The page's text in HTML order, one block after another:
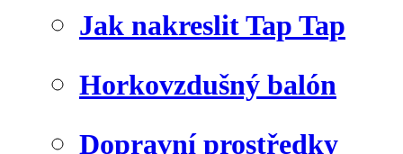
Jak nakreslit Tap Tap
Horkovzdušný balón
Dopravní prostředky